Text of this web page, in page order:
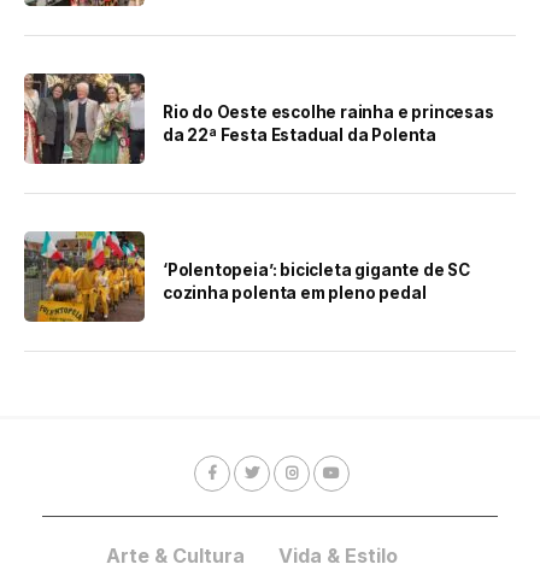
Rio do Oeste escolhe rainha e princesas
da 22ª Festa Estadual da Polenta
‘Polentopeia’: bicicleta gigante de SC
cozinha polenta em pleno pedal
Arte & Cultura
Vida & Estilo